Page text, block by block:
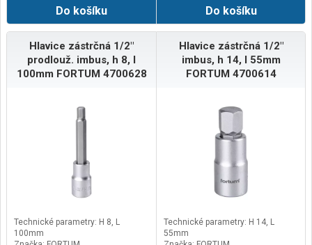
utahujete/ povolujete šrouby.
Díky 72 zubům na vnitřním
kroužku, vyrobeném ze speciální
oceli, je umožněno utahování již při
pohybu pouhých 5°.
Do košíku
Do košíku
Hlavice zástrčná 1/2"
prodlouž. imbus, h 8, l
100mm FORTUM 4700628
Technické parametry: H 8, L
100mm
Hlavice zástrčná 1/2"
imbus, h 14, l 55mm
FORTUM 4700614
Technické parametry: H 14, L
55mm